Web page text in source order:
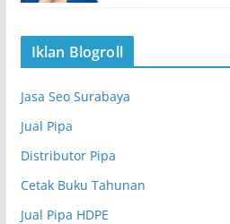
Iklan Blogroll
Jasa Seo Surabaya
Jual Pipa
Distributor Pipa
Cetak Buku Tahunan
Jual Pipa HDPE